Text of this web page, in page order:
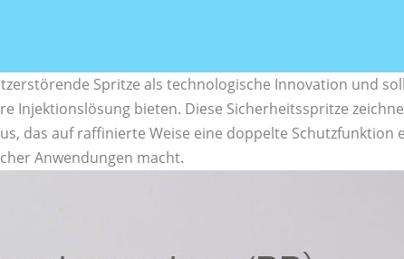
Spritze als technologische Innovation und
Injektionslösung bieten. Diese Sicherheitsspritze
das auf raffinierte Weise eine doppelte Schutzfunktion
Anwendungen macht.